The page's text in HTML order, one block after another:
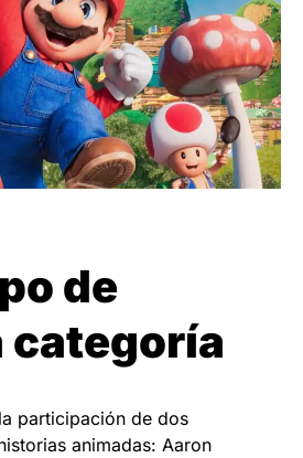
de
categoría
participación de dos
animadas: Aaron